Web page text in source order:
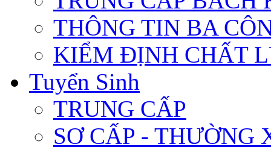
THÔNG TIN BA
KIỂM ĐỊNH CHẤT
Tuyển Sinh
TRUNG CẤP
SƠ CẤP - THƯỜNG